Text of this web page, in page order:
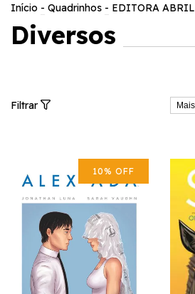
Início - Quadrinhos - EDITORA ABRIL
Diversos
Filtrar
10% OFF